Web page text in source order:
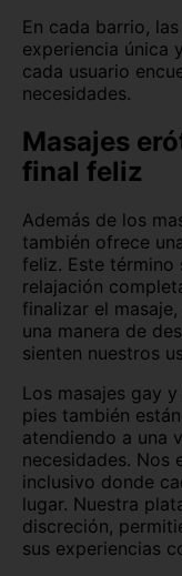
En cada barrio,
experiencia única
cada usuario
necesidades.
Masajes
final feliz
Además de los
también ofrece
feliz. Este término
relajación
finalizar el
una manera de
sienten nuestros
Los masajes gay
pies también
atendiendo a una
necesidades. Nos
inclusivo donde
lugar. Nuestra
discreción,
sus experiencias